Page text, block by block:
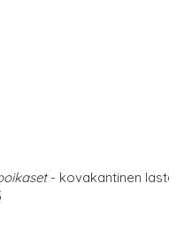
- kovakantinen